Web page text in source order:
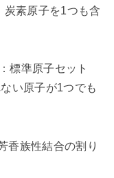
炭素原子を1つも含
標準原子セット
い原子が1つでも
香族性結合の割り